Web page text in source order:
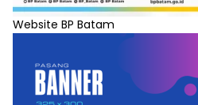
Website BP Batam